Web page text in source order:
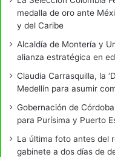
medalla de oro ante
y del Caribe
Alcaldía de Montería y
alianza estratégica en
Claudia Carrasquilla, la
Medellín para asumir
Gobernación de
para Purísima y Puerto
La última foto antes del
gabinete a dos días de